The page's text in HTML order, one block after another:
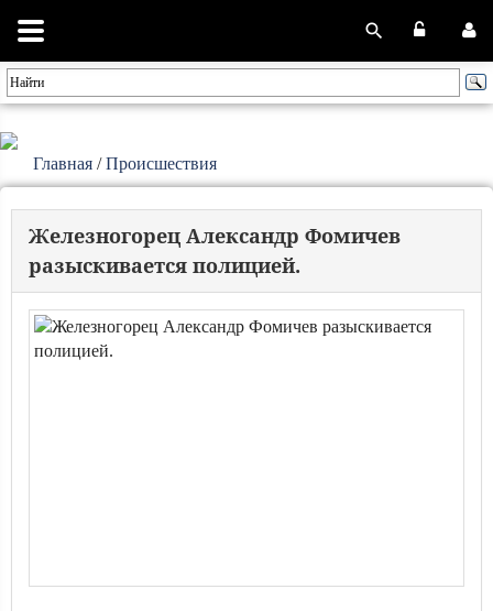
Главная /Происшествия
Железногорец Александр Фомичев
разыскивается полицией.